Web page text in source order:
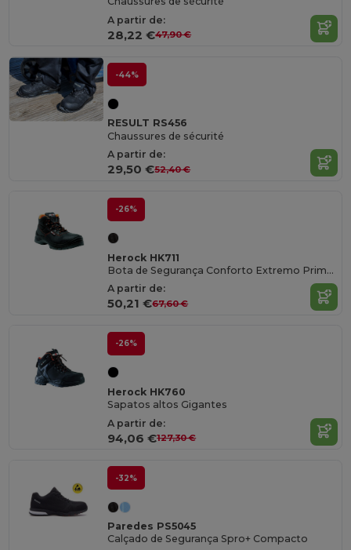
A partir de:
28,22 €47,90 €
-44%
RESULT RS456
Chaussures de sécurité
A partir de:
29,50 €52,40 €
-26%
Herock HK711
Bota de Segurança Conforto Extremo Primus
A partir de:
50,21 €67,60 €
-26%
Herock HK760
Sapatos altos Gigantes
A partir de:
94,06 €127,30 €
-32%
Paredes PS5045
Calçado de Segurança Spro+ Compacto